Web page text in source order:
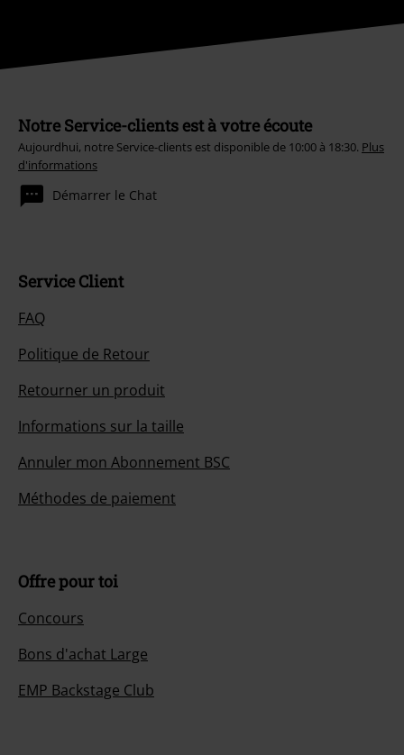
Notre Service-clients est à votre écoute
Aujourdhui, notre Service-clients est disponible de 10:00 à 18:30. Plus
d'informations
Démarrer le Chat
Service Client
FAQ
Politique de Retour
Retourner un produit
Informations sur la taille
Annuler mon Abonnement BSC
Méthodes de paiement
Offre pour toi
Concours
Bons d'achat Large
EMP Backstage Club